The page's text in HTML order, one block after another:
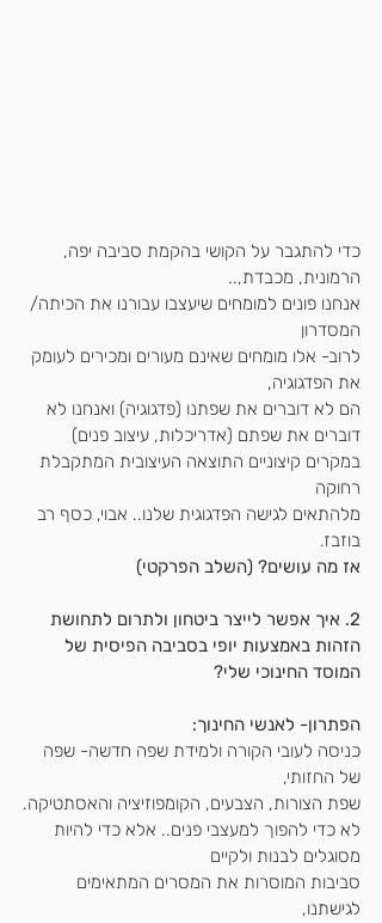
כדי להתגבר על הקושי בהקמת סביבה יפה,
הרמונית, מכבדת,..
אנחנו פונים למומחים שיעצבו עבורנו את הכיתה/
המסדרון
לרוב- אלו מומחים שאינם מעורים ומכירים לעומק
את הפדגוגיה,
הם לא דוברים את שפתנו (פדגוגיה) ואנחנו לא
דוברים את שפתם (אדריכלות, עיצוב פנים)
במקרים קיצוניים התוצאה העיצובית המתקבלת
רחוקה
מלהתאים לגישה הפדגוגית שלנו.. אבוי, כסף רב
בוזבז.
אז מה עושים? (השלב הפרקטי)
2. איך אפשר לייצר ביטחון ולתרום לתחושת
הזהות באמצעות יופי בסביבה הפיסית של
המוסד החינוכי שלי?
הפתרון- לאנשי החינוך:
כניסה לעובי הקורה ולמידת שפה חדשה- שפה
של החזותי,
שפת הצורות, הצבעים, הקומפוזיציה והאסתטיקה.
לא כדי להפוך למעצבי פנים.. אלא כדי להיות
מסוגלים לבנות ולקיים
סביבות המוסרות את המסרים המתאימים
לגישתנו,